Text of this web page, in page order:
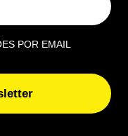
estes
pode
na
POR EMAIL